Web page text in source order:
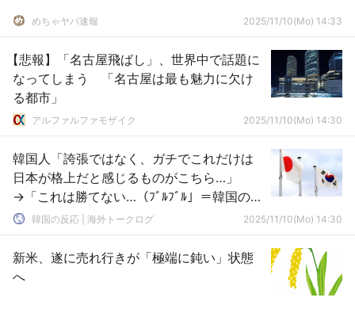
めちゃヤバ速報 2025/11/10(Mo) 14:33
【悲報】「名古屋飛ばし」、世界中で話題に
なってしまう 「名古屋は最も魅力に欠け
る都市」
アルファルファモザイク 2025/11/10(Mo) 14:30
韓国人「誇張ではなく、ガチでこれだけは
日本が格上だと感じるものがこちら…」
→「これは勝てない…（ﾌﾞﾙﾌﾞﾙ」＝韓国の反
応 韓国の反応 | 海外トークログ 2025/11/10(Mo) 14:30
新米、遂に売れ行きが「極端に鈍い」状態
へ